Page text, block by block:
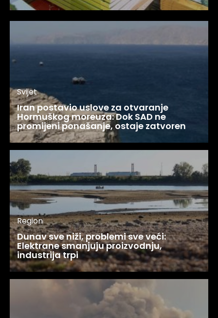
Svijet
Iran postavio uslove za otvaranje
Hormuškog moreuza: Dok SAD ne
promijeni ponašanje, ostaje zatvoren
Region
Dunav sve niži, problemi sve veći:
Elektrane smanjuju proizvodnju,
industrija trpi